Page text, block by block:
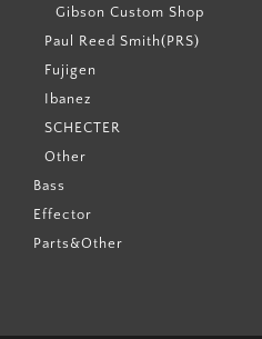
Gibson Custom Shop
Paul Reed Smith(PRS)
Fujigen
Ibanez
SCHECTER
Other
Bass
Effector
Parts&Other